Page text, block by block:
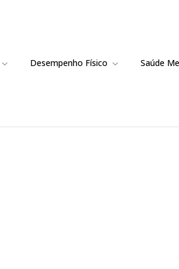
Desempenho Físico Saúde